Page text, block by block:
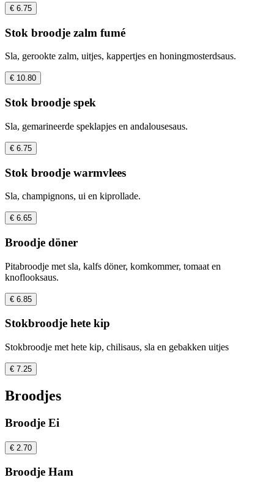
€ 6.75
Stok broodje zalm fumé
Sla, gerookte zalm, uitjes, kappertjes en honingmosterdsaus.
€ 10.80
Stok broodje spek
Sla, gemarineerde speklapjes en andalousesaus.
€ 6.75
Stok broodje warmvlees
Sla, champignons, ui en kiprollade.
€ 6.65
Broodje döner
Pitabroodje met sla, kalfs döner, komkommer, tomaat en
knoflooksaus.
€ 6.85
Stokbroodje hete kip
Stokbroodje met hete kip, chilisaus, sla en gebakken uitjes
€ 7.25
Broodjes
Broodje Ei
€ 2.70
Broodje Ham